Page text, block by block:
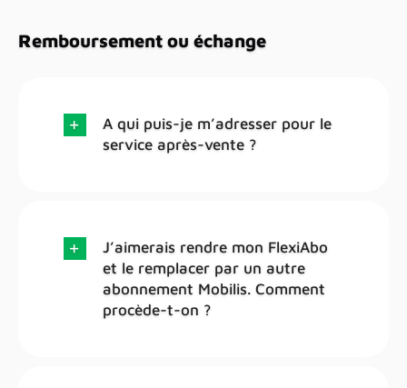
Remboursement ou échange
A qui puis-je m’adresser pour le
service après-vente ?
J’aimerais rendre mon FlexiAbo
et le remplacer par un autre
abonnement Mobilis. Comment
procède-t-on ?